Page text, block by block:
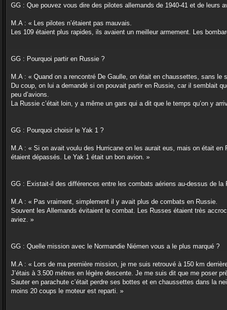
GG : Que pouvez vous dire des pilotes allemands de 1940-41 et de leurs
M.A : « Les pilotes n’étaient pas mauvais.
Les 109 étaient plus rapides, ils avaient un meilleur armement. Les
GG : Pourquoi partir en Russie ?
M.A : « Quand on a rencontré De Gaulle, on était en chaussettes, sans
Du coup, on lui a demandé si on pouvait partir en Russie, car il semblait
peu d’avions.
La Russie c’était loin, y a même un gars qui a dit que le temps qu’on y
GG : Pourquoi choisir le Yak 1 ?
M.A : « Si on avait voulu des Hurricane on les aurait eus, mais on était
étaient dépassés. Le Yak 1 était un bon avion. »
GG : Existait-il des différences entre les combats aériens au-dessus de la
M.A : « Pas vraiment, simplement il y avait plus de combats en Russie.
Souvent les Allemands évitaient le combat. Les Russes étaient très
aviez. »
GG : Quelle mission avec le Normandie Niémen vous a le plus marqué ?
M.A : « Lors de ma première mission, je me suis retrouvé à 150 km
J’étais à 3.500 mètres en légère descente. Je me suis dit que me poser
Sauter en parachute c’était perdre ses bottes et en chaussettes dans la
moins 20 coups le moteur est reparti. »